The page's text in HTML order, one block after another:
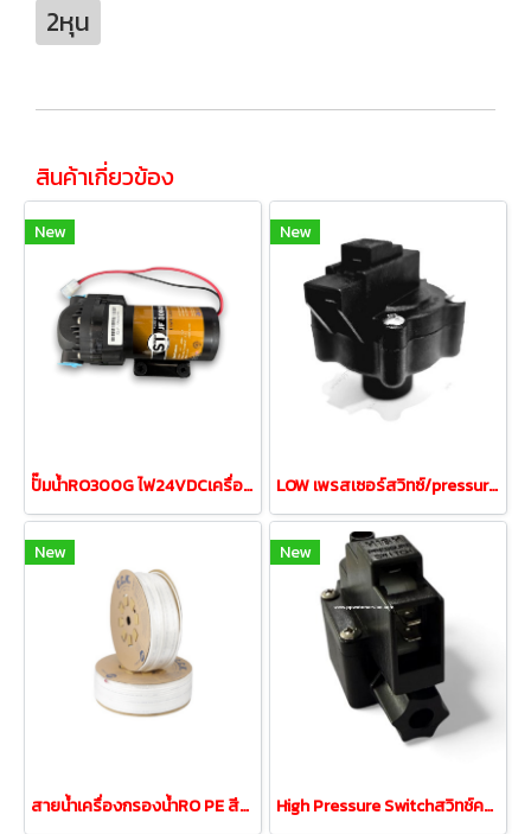
2หุน
สินค้าเกี่ยวข้อง
New
ปั๊มน้ำRO300G ไฟ24VDCเครื่องกรองRO1200-2400ลิตร
New
LOW เพรสเซอร์สวิทซ์/pressure1/4" 2หุนเกลียวใน
New
สายน้ำเครื่องกรองน้ำRO PE สีขาวขนาด 2หุน 1/4"
New
High Pressure Switchสวิทช์ความดัน 2ขา 1/4"OD2หุน